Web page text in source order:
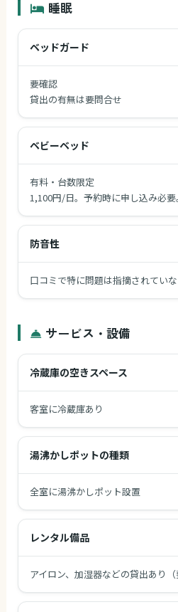
睡眠
ベッドガード
要確認
貸出の有無は要問合せ
ベビーベッド
有料・台数限定
1,100円/日。予約時に申し込み必
防音性
口コミで特に問題は指摘されてい
サービス・設備
冷蔵庫の空きスペース
客室に冷蔵庫あり
湯沸かしポットの種類
全室に湯沸かしポット設置
レンタル備品
アイロン、加湿器などの貸出あり（